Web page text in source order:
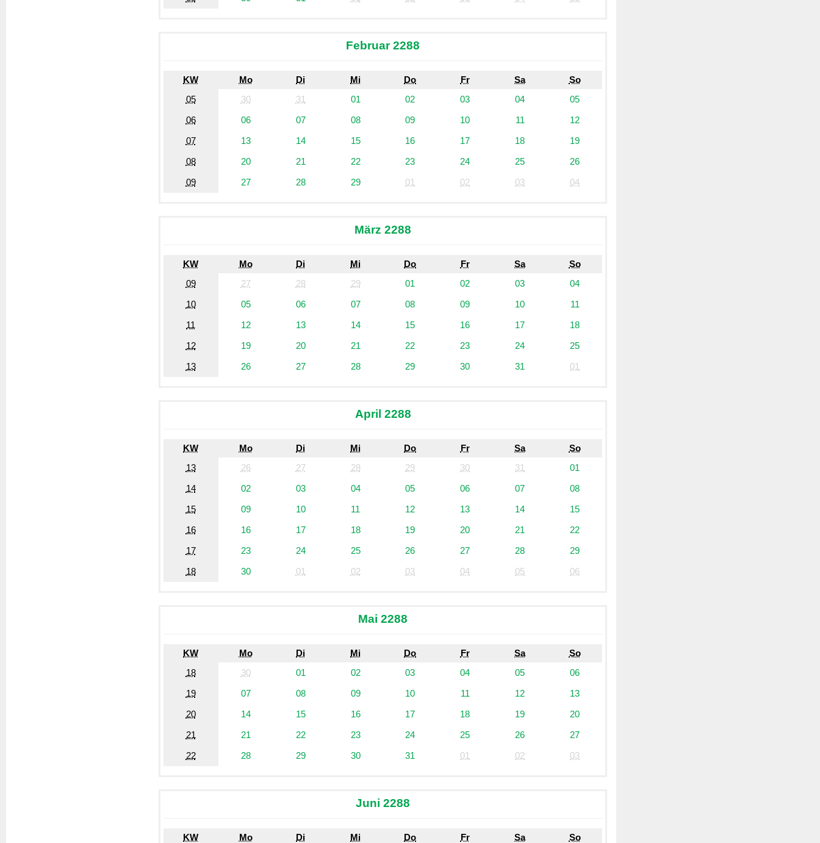
Februar 2288
KW Mo Di Mi Do Fr Sa
So
05
30 31 01 02 03 04
05
06
06 07 08 09 10 11
12
07
13 14 15 16 17 18
19
08
20 21 22 23 24 25
26
09
27 28 29 01 02 03 04
März 2288
KW Mo Di Mi Do Fr Sa
So
09
27 28 29 01 02 03
04
10
05 06 07 08 09 10
11
11
12 13 14 15 16 17
18
12
19 20 21 22 23 24
25
13
26 27 28 29 30 31 01
April 2288
KW Mo Di Mi Do Fr Sa
So
13
26 27 28 29 30 31
01
14
02 03 04 05 06 07
08
15
09 10 11 12 13 14
15
16
16 17 18 19 20 21
22
17
23 24 25 26 27 28
29
18
30 01 02 03 04 05 06
Mai 2288
KW Mo Di Mi Do Fr Sa
So
18
30 01 02 03 04 05
06
19
07 08 09 10 11 12
13
20
14 15 16 17 18 19
20
21
21 22 23 24 25 26
27
22
28 29 30 31 01 02 03
Juni 2288
KW Mo Di Mi Do Fr Sa
So